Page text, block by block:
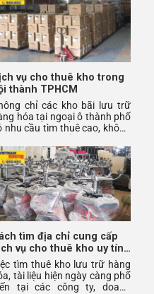
vụ cho thuê kho trong
thành TPHCM
chỉ các kho bãi lưu trữ
hóa tại ngoại ô thành phố
nhu cầu tìm thuê cao, không
các
tìm địa chỉ cung cấp
vụ cho thuê kho uy tín
TPHCM
tìm thuê kho lưu trữ hàng
tài liệu hiện ngày càng phổ
tại các công ty, doanh